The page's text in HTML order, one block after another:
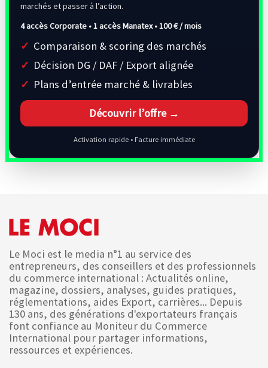
marchés et passer à l’action.
4 accès Corporate • 1 accès Manatex •100 € / mois
Comparaison & scoring des marchés
Décision DG / DAF / Export alignée
Plans d’entrée marché & livrables
Découvrir l’offre →
Activation rapide • Facture immédiate
Le Moci est le media n°1 au service des
entrepreneurs, des conseillers et des professionnels
du commerce international : Actualités online,
magazine, dossiers, analyses, guides pratiques,
réglementations, aides Export, carrières... Depuis
130 ans, des générations d'exportateurs français
font confiance au Moniteur du Commerce
International pour partager informations,
ressources et expériences.